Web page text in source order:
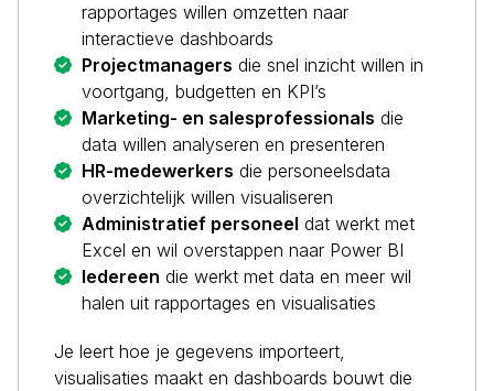
rapportages willen omzetten naar
interactieve dashboards
Projectmanagers die snel inzicht willen in
voortgang, budgetten en KPI’s
Marketing- en salesprofessionals die
data willen analyseren en presenteren
HR-medewerkers die personeelsdata
overzichtelijk willen visualiseren
Administratief personeel dat werkt met
Excel en wil overstappen naar Power BI
Iedereen die werkt met data en meer wil
halen uit rapportages en visualisaties
Je leert hoe je gegevens importeert,
visualisaties maakt en dashboards bouwt die